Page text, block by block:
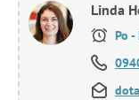
Linda
Po